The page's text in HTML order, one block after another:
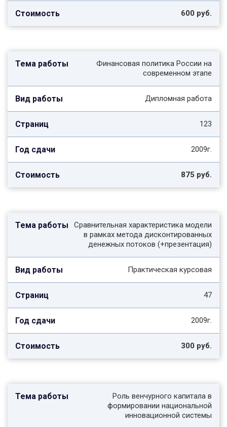
600 руб.
Финансовая политика России на
современном этапе
Дипломная работа
123
2009г.
875 руб.
Сравнительная характеристика модели
в рамках метода дисконтированных
денежных потоков (+презентация)
Практическая курсовая
47
2009г.
300 руб.
Роль венчурного капитала в
формировании национальной
инновационной системы